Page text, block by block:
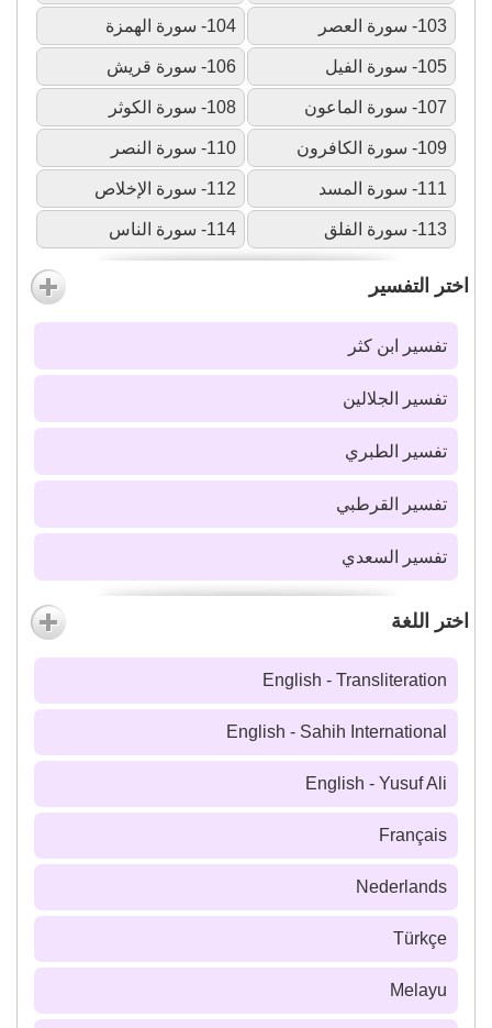
103- سورة العصر 104- سورة الهمزة
105- سورة الفيل 106- سورة قريش
107- سورة الماعون 108- سورة الكوثر
109- سورة الكافرون 110- سورة النصر
111- سورة المسد 112- سورة الإخلاص
113- سورة الفلق 114- سورة الناس
اختر التفسير
تفسير ابن كثر
تفسير الجلالين
تفسير الطبري
تفسير القرطبي
تفسير السعدي
اختر اللغة
English - Transliteration
English - Sahih International
English - Yusuf Ali
Français
Nederlands
Türkçe
Melayu